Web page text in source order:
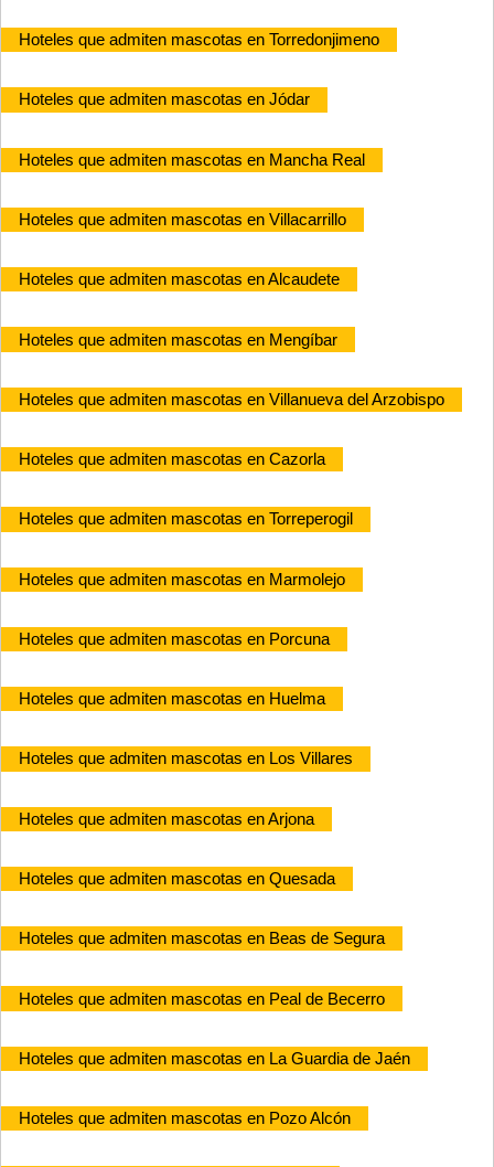
Hoteles que admiten mascotas en Torredonjimeno
Hoteles que admiten mascotas en Jódar
Hoteles que admiten mascotas en Mancha Real
Hoteles que admiten mascotas en Villacarrillo
Hoteles que admiten mascotas en Alcaudete
Hoteles que admiten mascotas en Mengíbar
Hoteles que admiten mascotas en Villanueva del Arzobispo
Hoteles que admiten mascotas en Cazorla
Hoteles que admiten mascotas en Torreperogil
Hoteles que admiten mascotas en Marmolejo
Hoteles que admiten mascotas en Porcuna
Hoteles que admiten mascotas en Huelma
Hoteles que admiten mascotas en Los Villares
Hoteles que admiten mascotas en Arjona
Hoteles que admiten mascotas en Quesada
Hoteles que admiten mascotas en Beas de Segura
Hoteles que admiten mascotas en Peal de Becerro
Hoteles que admiten mascotas en La Guardia de Jaén
Hoteles que admiten mascotas en Pozo Alcón